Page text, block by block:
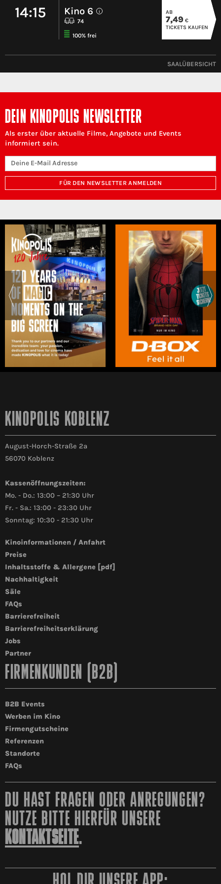
14:15 Kino 6 i
74
100% frei
AB
7,49 €
TICKETS KAUFEN
SAALÜBERSICHT
DEIN KINOPOLIS NEWSLETTER
Als erster über aktuelle Filme, Angebote und Events
informiert sein.
FÜR DEN NEWSLETTER ANMELDEN
KINOPOLIS KOBLENZ
August-Horch-Straße 2a
56070 Koblenz
Kassenöffnungszeiten:
Mo. - Do.: 13:00 – 21:30 Uhr
Fr. - Sa.: 13:00 - 23:30 Uhr
Sonntag: 10:30 - 21:30 Uhr
Kinoinformationen / Anfahrt
Preise
Inhaltsstoffe & Allergene [pdf]
Nachhaltigkeit
Säle
FAQs
Barrierefreiheit
Barrierefreiheitserklärung
Jobs
Partner
FIRMENKUNDEN (B2B)
B2B Events
Werben im Kino
Firmengutscheine
Referenzen
Standorte
FAQs
DU HAST FRAGEN ODER ANREGUNGEN?
NUTZE BITTE HIERFÜR UNSERE
KONTAKTSEITE.